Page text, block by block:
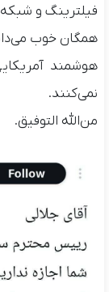
فیلترینگ و
‏همگان خوب
هوشمند
نمی‌کنند.
‏من‌الله التوفیق.